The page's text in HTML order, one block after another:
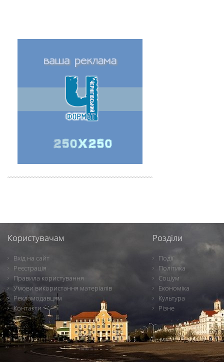
Користувачам
Вхід на сайт
Реєстрація
Правила користування
Умови використання матеріалів
Рекламодавцям
Контакти
Розділи
Події
Політика
Соціум
Економіка
Культура
Різне